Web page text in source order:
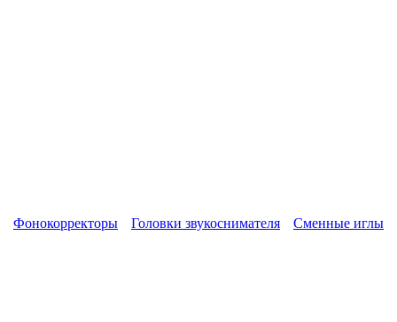
Фонокорректоры Головки звукоснимателя Сменные иглы